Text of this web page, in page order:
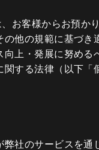
お客様からお預か
他の規範に基づ
上・発展に努め
する法律（以下「
社のサービスを